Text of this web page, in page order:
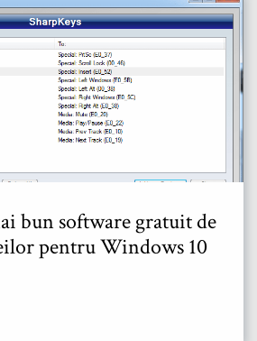
bun software gratuit de
pentru Windows 10